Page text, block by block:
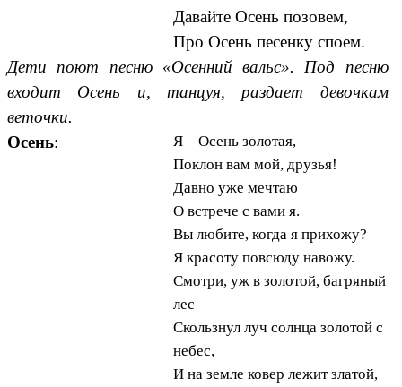
Давайте Осень позовем,
Про Осень песенку споем.
Дети поют песню «Осенний вальс». Под песню
входит Осень и, танцуя, раздает девочкам
веточки.
Осень:
Я – Осень золотая,
Поклон вам мой, друзья!
Давно уже мечтаю
О встрече с вами я.
Вы любите, когда я прихожу?
Я красоту повсюду навожу.
Смотри, уж в золотой, багряный
лес
Скользнул луч солнца золотой с
небес,
И на земле ковер лежит златой,